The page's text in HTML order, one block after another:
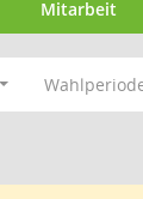
Mitarbeit